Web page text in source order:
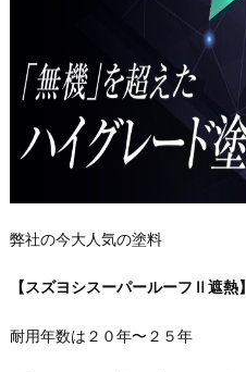
弊社の今大人気の塗料
【スズヨシスーパールーフⅡ遮熱】
耐用年数は２０年〜２５年